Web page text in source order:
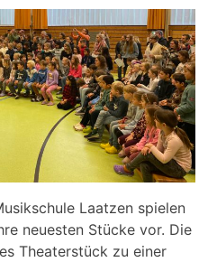
Laatzen spielen
neuesten Stücke vor. Die
Theaterstück zu einer